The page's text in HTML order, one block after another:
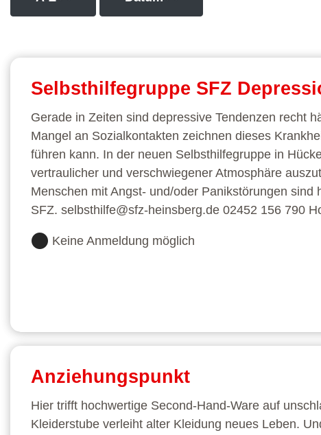
Selbsthilfegruppe SFZ
Gerade in Zeiten sind depressive Tendenzen recht
Mangel an Sozialkontakten zeichnen dieses
führen kann. In der neuen Selbsthilfegruppe in
vertraulicher und verschwiegener Atmosphäre
Menschen mit Angst- und/oder Panikstörungen
SFZ. selbsthilfe@sfz-heinsberg.de 02452 156 790
Keine Anmeldung möglich
Anziehungspunkt
Hier trifft hochwertige Second-Hand-Ware auf
Kleiderstube verleiht alter Kleidung neues Leben.